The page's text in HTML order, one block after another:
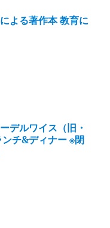
よる著作本 教育に
デルワイス（旧・
ンチ&ディナー ※閉